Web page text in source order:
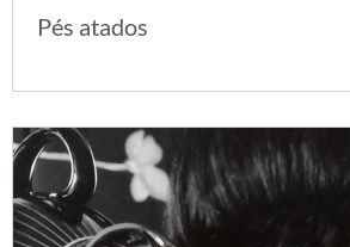
Pés atados